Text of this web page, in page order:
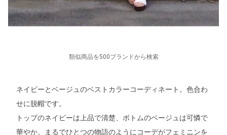
類似商品を500ブランドから検索
ネイビーとベージュのベストカラーコーディネート。色合わ
せに脱帽です。
トップのネイビーは上品で清楚、ボトムのベージュは可憐で
華やか。まるでひとつの物語のようにコーデがフェミニンを